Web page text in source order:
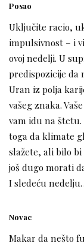
Posao
Uključite racio,
impulsivnost – i
ovoj nedelji. U
predispozicije da
Uran iz polja
vašeg znaka.
vam idu na štetu.
toga da klimate
slažete, ali bilo
još dugo morati
I sledeću
Novac
Makar da nešto